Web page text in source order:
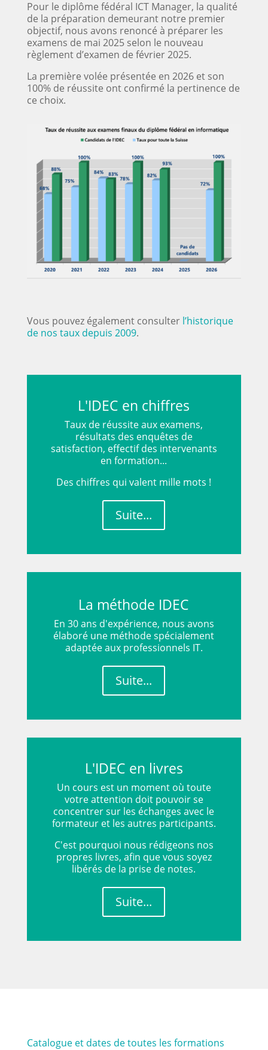
Pour le diplôme fédéral ICT Manager, la qualité
de la préparation demeurant notre premier
objectif, nous avons renoncé à préparer les
examens de mai 2025 selon le nouveau
règlement d’examen de février 2025.
La première volée présentée en 2026 et son
100% de réussite ont confirmé la pertinence de
ce choix.
Vous pouvez également consulter l’historique
de nos taux depuis 2009.
L'IDEC en chiffres
Taux de réussite aux examens,
résultats des enquêtes de
satisfaction, effectif des intervenants
en formation...
Des chiffres qui valent mille mots !
Suite...
La méthode IDEC
En 30 ans d'expérience, nous avons
élaboré une méthode spécialement
adaptée aux professionnels IT.
Suite...
L'IDEC en livres
Un cours est un moment où toute
votre attention doit pouvoir se
concentrer sur les échanges avec le
formateur et les autres participants.
C'est pourquoi nous rédigeons nos
propres livres, afin que vous soyez
libérés de la prise de notes.
Suite...
Catalogue et dates de toutes les formations